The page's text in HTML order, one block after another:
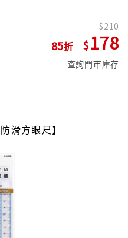
85
210
178
查詢門市庫存
滑方眼尺】